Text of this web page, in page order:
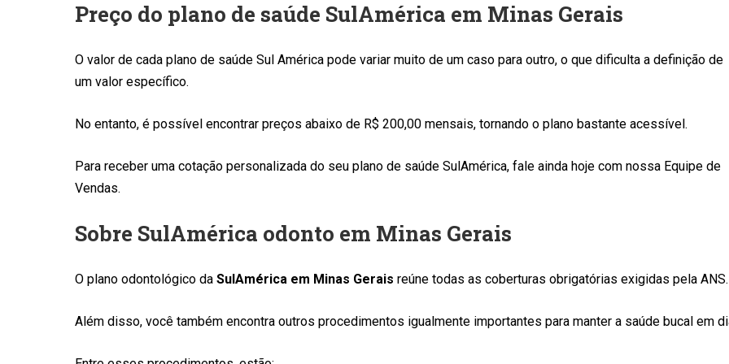
Preço do plano de saúde SulAmérica em Minas Gerais
O valor de cada plano de saúde Sul América pode variar muito de um caso para outro, o que dificulta a definição de
um valor específico.
No entanto, é possível encontrar preços abaixo de R$ 200,00 mensais, tornando o plano bastante acessível.
Para receber uma cotação personalizada do seu plano de saúde SulAmérica, fale ainda hoje com nossa Equipe de
Vendas.
Sobre SulAmérica odonto em Minas Gerais
O plano odontológico da SulAmérica em Minas Gerais reúne todas as coberturas obrigatórias exigidas pela ANS.
Além disso, você também encontra outros procedimentos igualmente importantes para manter a saúde bucal em